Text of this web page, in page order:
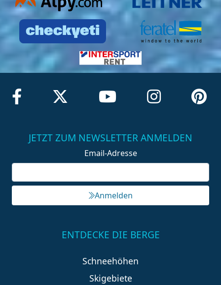
JETZT ZUM NEWSLETTER ANMELDEN
Email-Adresse
Anmelden
ENTDECKE DIE BERGE
Schneehöhen
Skigebiete